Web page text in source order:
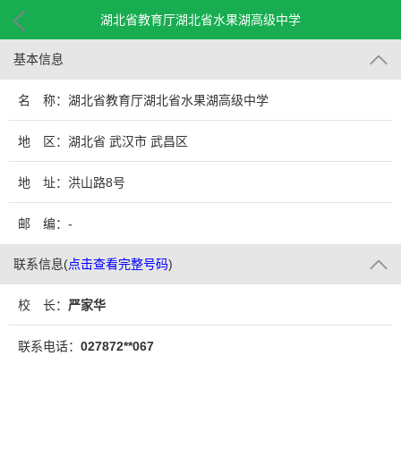
湖北省教育厅湖北省水果湖高级中学
基本信息
名 称：湖北省教育厅湖北省水果湖高级中学
地 区：湖北省 武汉市 武昌区
地 址：洪山路8号
邮 编：-
联系信息(点击查看完整号码)
校 长： 严家华
联系电话： 027872**067